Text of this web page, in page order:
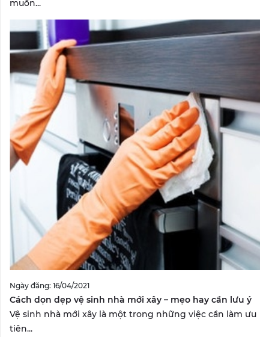
muốn...
Ngày đăng: 16/04/2021
Cách dọn dẹp vệ sinh nhà mới xây – mẹo hay cần lưu ý
Vệ sinh nhà mới xây là một trong những việc cần làm ưu
tiên...